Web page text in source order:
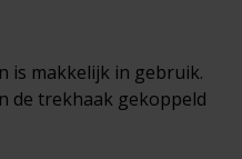
is makkelijk in gebruik.
de trekhaak gekoppeld